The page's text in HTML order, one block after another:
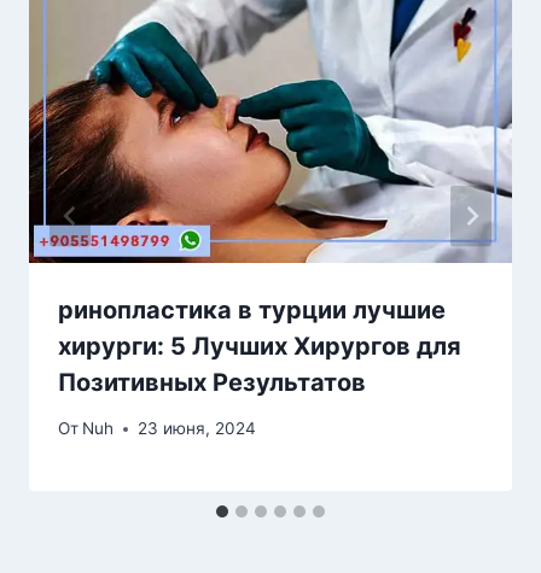
ринопластика в турции лучшие
хирурги: 5 Лучших Хирургов для
Позитивных Результатов
От Nuh 23 июня, 2024